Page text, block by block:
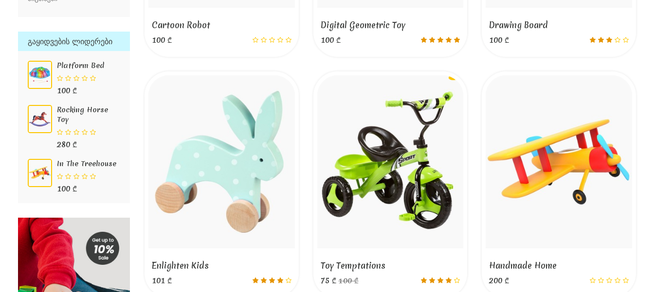
Გაყიდვების Ლიდერები
Platform Bed
100 ₾
Rocking Horse
Toy
280 ₾
In The Treehouse
100 ₾
Cartoon Robot
100 ₾
Digital Geometric Toy
100 ₾
Drawing Board
100 ₾
Enlighten Kids
101 ₾
Toy Temptations
75 ₾ 100 ₾
Handmade Home
200 ₾